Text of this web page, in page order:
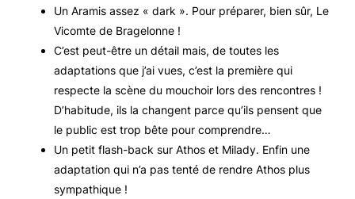
Un Aramis assez « dark ». Pour préparer, bien sûr, Le
Vicomte de Bragelonne !
C’est peut-être un détail mais, de toutes les
adaptations que j’ai vues, c’est la première qui
respecte la scène du mouchoir lors des rencontres !
D’habitude, ils la changent parce qu’ils pensent que
le public est trop bête pour comprendre…
Un petit flash-back sur Athos et Milady. Enfin une
adaptation qui n’a pas tenté de rendre Athos plus
sympathique !